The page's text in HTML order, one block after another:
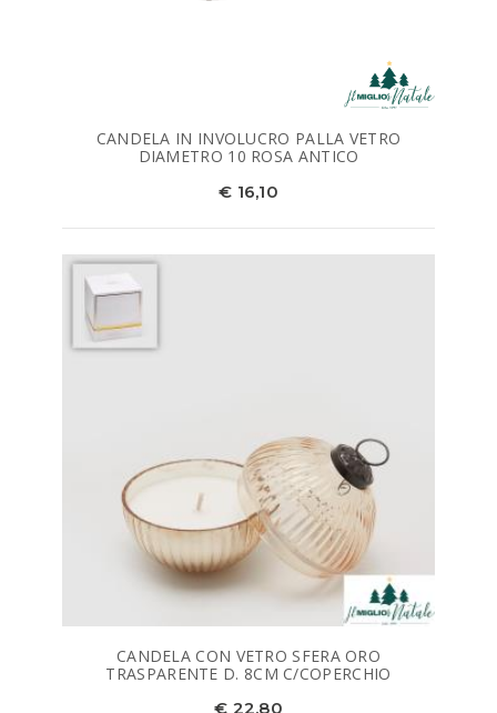
CANDELA IN INVOLUCRO PALLA VETRO
DIAMETRO 10 ROSA ANTICO
€ 16,10
CANDELA CON VETRO SFERA ORO
TRASPARENTE D. 8CM C/COPERCHIO
€ 22,80